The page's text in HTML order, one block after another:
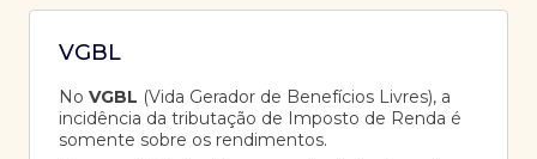
VGBL
No VGBL (Vida Gerador de Benefícios Livres), a
incidência da tributação de Imposto de Renda é
somente sobre os rendimentos.